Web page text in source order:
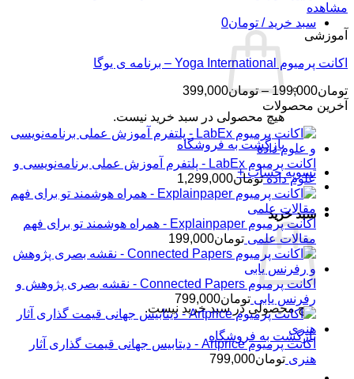
سبد خرید / تومان0
هیچ محصولی در سبد خرید نیست.
بازگشت به فروشگاه
تسویه حساب +
سبد خرید
هیچ محصولی در سبد خرید نیست.
بازگشت به فروشگاه
مشاهده
آموزشی
اکانت پرمیوم Yoga International – برنامه ی یوگا
تومان199,000
– تومان399,000محدوده
تومان199,000
تا
تومان399,000
آخرین محصولات
اکانت پرمیوم LabEx - پلتفرم آموزش عملی برنامه‌نویسی و
علوم داده تومان1,299,000
اکانت پرمیوم Explainpaper - همراه هوشمند تو برای فهم
مقالات علمی تومان199,000
اکانت پرمیوم Connected Papers - نقشه بصری پژوهش و
رفرنس یابی تومان799,000
اکانت پرمیوم Artprice - دیتابیس جهانی قیمت ‌گذاری آثار
هنری تومان799,000